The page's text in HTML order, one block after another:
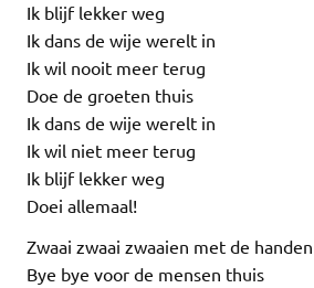
Ik blijf lekker weg
Ik dans de wije werelt in
Ik wil nooit meer terug
Doe de groeten thuis
Ik dans de wije werelt in
Ik wil niet meer terug
Ik blijf lekker weg
Doei allemaal!
Zwaai zwaai zwaaien met de handen
Bye bye voor de mensen thuis